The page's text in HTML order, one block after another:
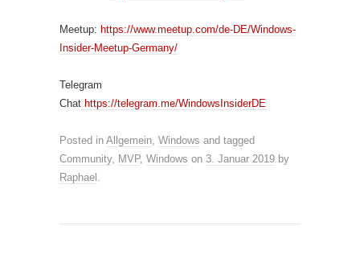
Meetup: https://www.meetup.com/de-DE/Windows-
Insider-Meetup-Germany/
Telegram
Chat https://telegram.me/WindowsInsiderDE
Posted in Allgemein, Windows and tagged
Community, MVP, Windows on 3. Januar 2019 by
Raphael .